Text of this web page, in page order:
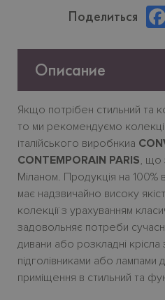
Поделиться
Описание
Якщо потрібен стильний та
то ми рекомендуємо
італійського виробнкиа
CONTEMPORAIN PARIS, що
Міланом. Продукція на 100%
має надзвичайно високу
колекції з урахуванням
задовольняє потреби
дивани або розкладні
підголівниками або лампами
приміщення в стильний та